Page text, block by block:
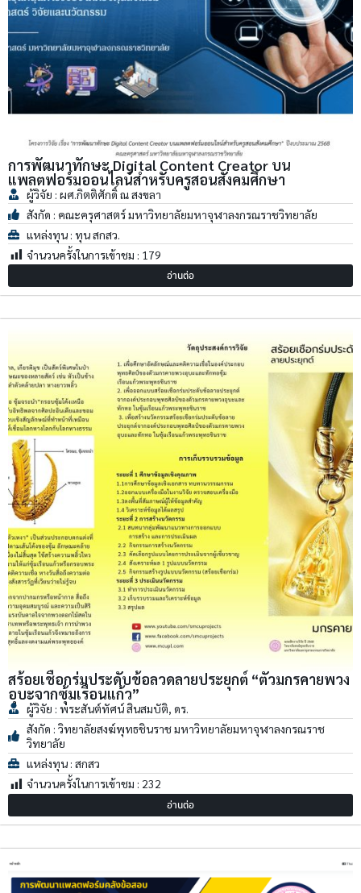
การพัฒนาทักษะ Digital Content Creator บน
แพลตฟอร์มออนไลน์สำหรับครูสอนสังคมศึกษา
ผู้วิจัย : ผศ.กิตติศักดิ์ ณ สงขลา
สังกัด : คณะครุศาสตร์ มหาวิทยาลัยมหาจุฬาลงกรณราชวิทยาลัย
แหล่งทุน : ทุน สกสว.
จำนวนครั้งในการเข้าชม : 179
อ่านต่อ
สร้อยเชือกร่มประดับข้อลวดลายประยุกต์ “ตัวมกรคายพวง
อุบะจากซุ้มเรือนแก้ว”
ผู้วิจัย : พระสันต์ทัศน์ สินสมบัติ, ดร.
สังกัด : วิทยาลัยสงฆ์พุทธชินราช มหาวิทยาลัยมหาจุฬาลงกรณราช
วิทยาลัย
แหล่งทุน : สกสว
จำนวนครั้งในการเข้าชม : 232
อ่านต่อ